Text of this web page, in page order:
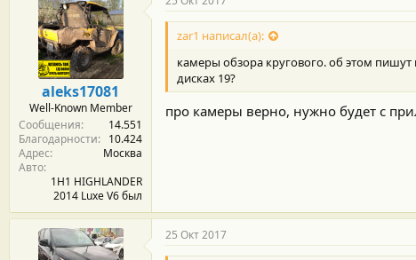
aleks17081
Well-Known Member
Сообщения
14.551
Благодарности
10.424
Адрес
Москва
Авто
1H1 HIGHLANDER
2014 Luxe V6 был
zar1 написал(а):
камеры обзора кругового. об этом пишут
дисках 19?
про камеры верно, нужно будет с
25 Окт 2017